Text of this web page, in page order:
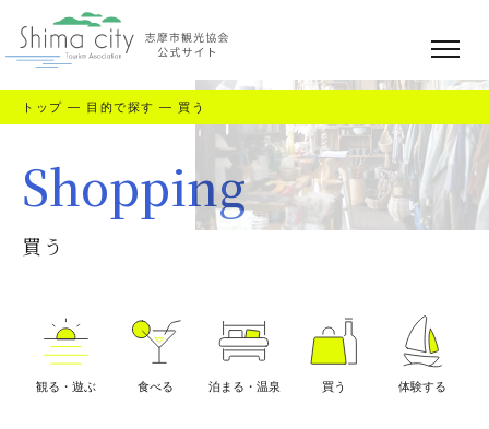
トップ — 目的で探す — 買う
Shopping
買う
観る・遊ぶ 食べる 泊まる・温泉 買う 体験する